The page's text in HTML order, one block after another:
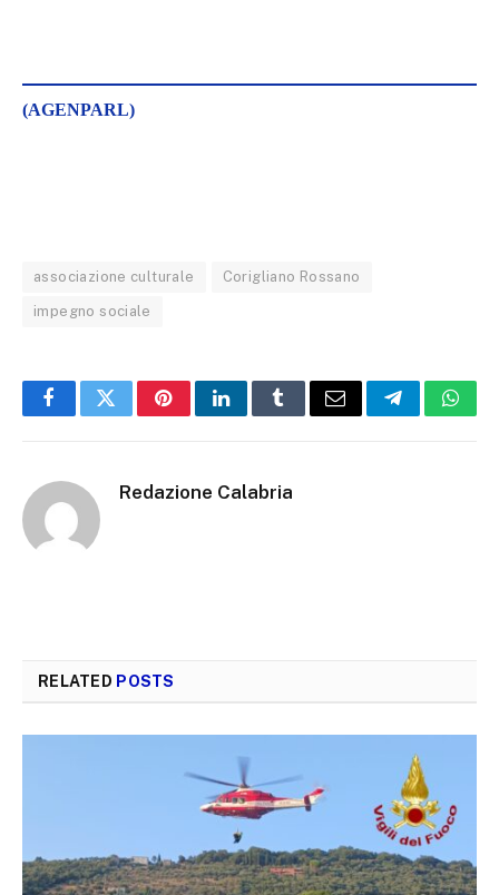
(AGENPARL)
associazione culturale Corigliano Rossano
impegno sociale
FacebookTwitterPinterestLinkedInTumblrEmail Telegram
Redazione Calabria
RELATED POSTS